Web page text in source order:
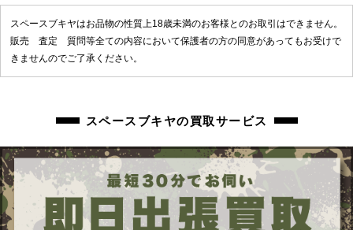
スペースブキヤはお品物の性質上18歳未満のお客様とのお取引はできません。
販売 査定 質問等全ての内容において保護者の方の同意があってもお受けで
きませんのでご了承ください。
スペースブキヤの買取サービス